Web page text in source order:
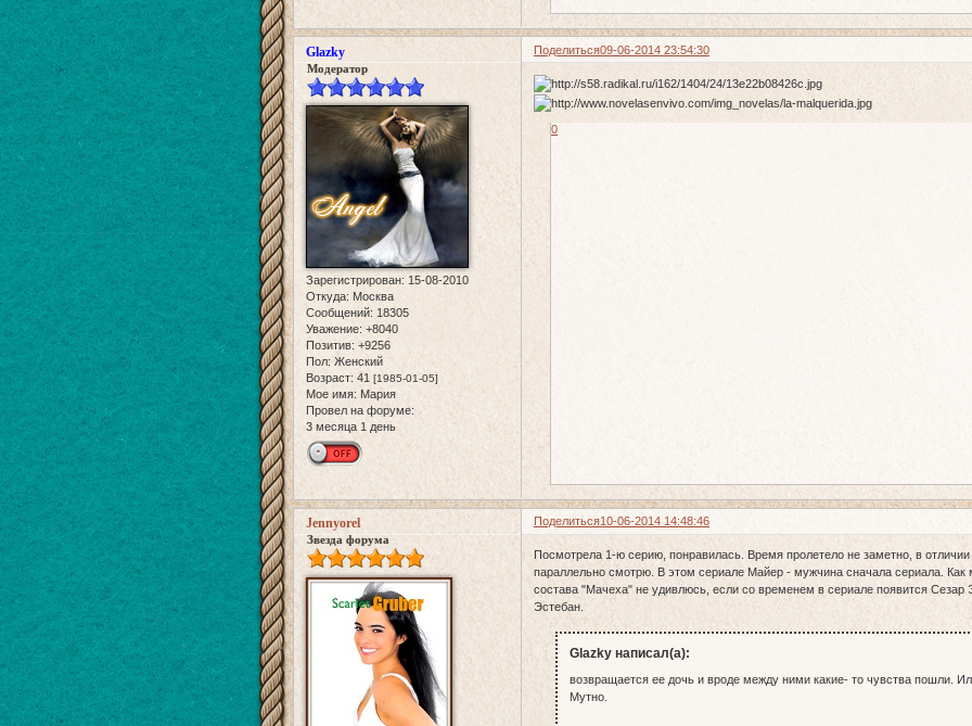
Поделиться09-06-2014 23:54:30
Glazky
Модератор
Зарегистрирован: 15-08-2010
Откуда: Москва
Сообщений: 18305
Уважение: +8040
Позитив: +9256
Пол: Женский
Возраст: 41 [1985-01-05]
Мое имя: Мария
Провел на форуме:
3 месяца 1 день
0
Поделиться10-06-2014 14:48:46
Jennyorel
Звезда форума
Посмотрела 1-ю серию, понравилась. Время пролетело не заметно, в отличии
параллельно смотрю. В этом сериале Майер - мужчина сначала сериала. Как
состава "Мачеха" не удивлюсь, если со временем в сериале появится Сезар
Эстебан.
Glazky написал(а):
возвращается ее дочь и вроде между ними какие- то чувства пошли.
Мутно.